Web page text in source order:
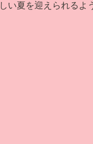
い夏を迎えられるよ